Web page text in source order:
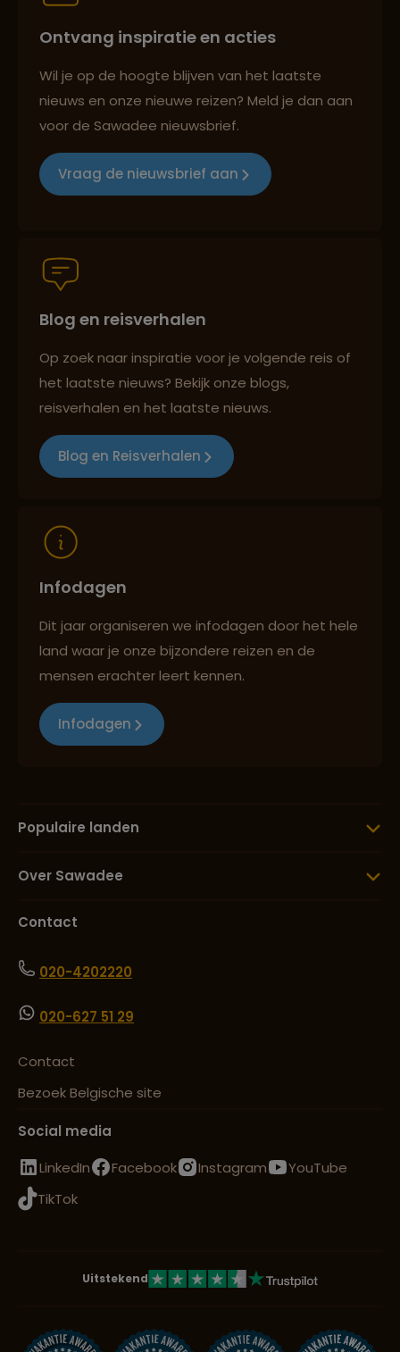
Reizen met oog voor mens, cultuur en milieu
Persoonlijk en deskundig reisadvies
Best beoordeelde reisroutes
Ontvang inspiratie en acties
Wil je op de hoogte blijven van het laatste
nieuws en onze nieuwe reizen? Meld je dan aan
voor de Sawadee nieuwsbrief.
Vraag de nieuwsbrief aan
Blog en reisverhalen
Op zoek naar inspiratie voor je volgende reis of
het laatste nieuws? Bekijk onze blogs,
reisverhalen en het laatste nieuws.
Blog en Reisverhalen
Infodagen
Dit jaar organiseren we infodagen door het hele
land waar je onze bijzondere reizen en de
mensen erachter leert kennen.
Infodagen
Populaire landen
Over Sawadee
Contact
020-4202220
020-627 51 29
Contact
Bezoek Belgische site
Social media
LinkedIn
Facebook Instagram
YouTube
TikTok
Uitstekend